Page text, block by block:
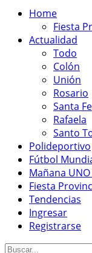
Home
Fiesta
Actualidad
Todo
Colón
Unión
Rosario
Santa Fe
Rafaela
Santo
Polideportivo
Fútbol
Mañana
Fiesta
Tendencias
Ingresar
Registrarse